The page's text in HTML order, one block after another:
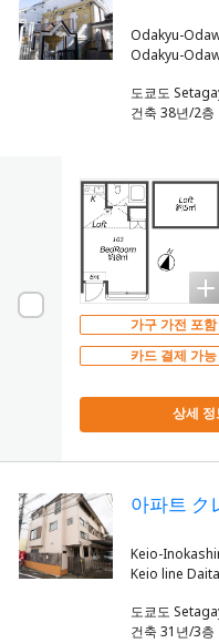
Odakyu-
도쿄도
건축 38년/2층
가구 가전 포함
카드 결제 가능
상세 정
아파트 ク
Keio-
도쿄도
건축 31년/3층